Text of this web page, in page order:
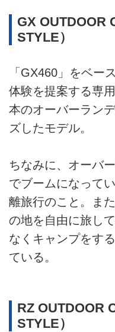
GX OUTDOOR
STYLE）
「GX460」をベー
体験を提案する専
本のオーバーラン
ズしたモデル。
ちなみに、オーバ
でブームになって
離旅行のこと。ま
の地を自由に旅し
なくキャンプをす
ている。
RZ OUTDOOR
STYLE）